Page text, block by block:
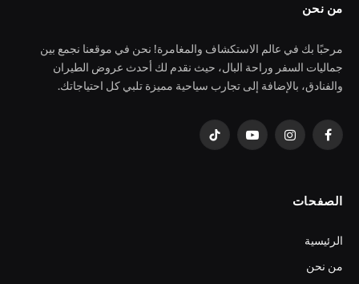
من نحن
مرحبًا بك في عالم الاستكشاف والمغامرة! نحن في موقعنا نجمع بين
جماليات السفر وراحة البال، حيث نقدم لك أحدث عروض الطيران
والفنادق، بالإضافة إلى تجارب سياحية مميزة تلبي كل احتياجاتك.
فيسبوكالانستغراميوتيوب تيكتوك
الصفحات
الرئيسية
من نحن